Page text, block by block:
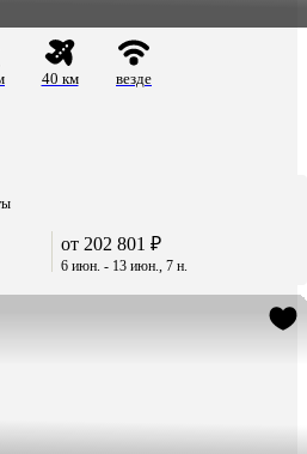
40 км
везде
от 202 801 ₽
6 июн. - 13 июн., 7 н.